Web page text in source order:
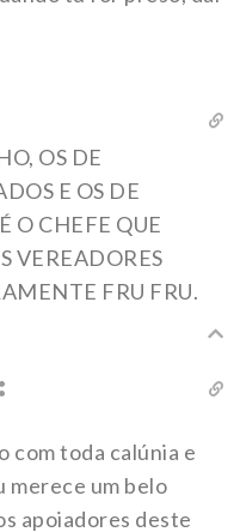
OS DE
E OS DE
O CHEFE QUE
VEREADORES
FRU FRU.
com toda calúnia e
merece um belo
apoiadores deste